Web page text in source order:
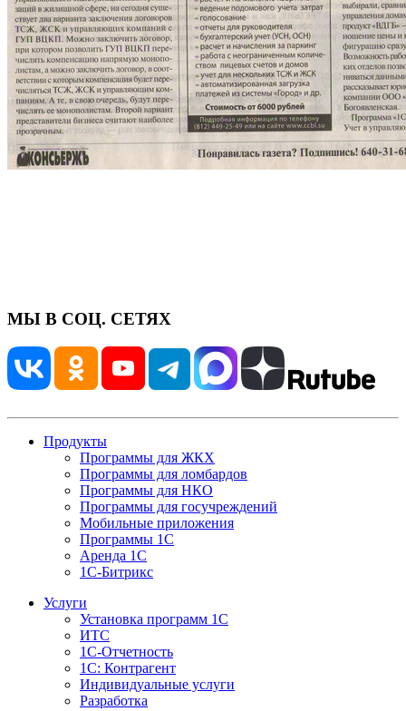
МЫ В СОЦ. СЕТЯХ
Продукты
Программы для ЖКХ
Программы для ломбардов
Программы для НКО
Программы для госучреждений
Мобильные приложения
Программы 1С
Аренда 1С
1С-Битрикс
Услуги
Установка программ 1С
ИТС
1С-Отчетность
1С: Контрагент
Индивидуальные услуги
Разработка